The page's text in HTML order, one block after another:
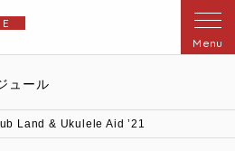
Menu
ュール
Land & Ukulele Aid ’21